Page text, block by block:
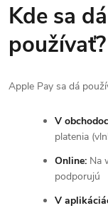
Kde sa
používať?
Apple Pay sa dá
V
platenia
Online: Na
podporujú
V